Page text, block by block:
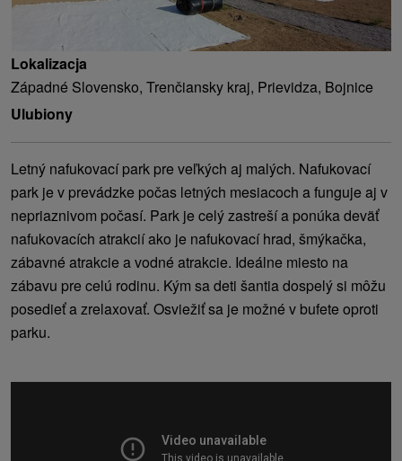
Lokalizacja
Západné Slovensko, Trenčiansky kraj, Prievidza, Bojnice
Ulubiony
Letný nafukovací park pre veľkých aj malých. Nafukovací
park je v prevádzke počas letných mesiacoch a funguje aj v
nepriaznivom počasí. Park je celý zastreší a ponúka deväť
nafukovacích atrakcií ako je nafukovací hrad, šmýkačka,
zábavné atrakcie a vodné atrakcie. Ideálne miesto na
zábavu pre celú rodinu. Kým sa deti šantia dospelý si môžu
posedieť a zrelaxovať. Osviežiť sa je možné v bufete oproti
parku.